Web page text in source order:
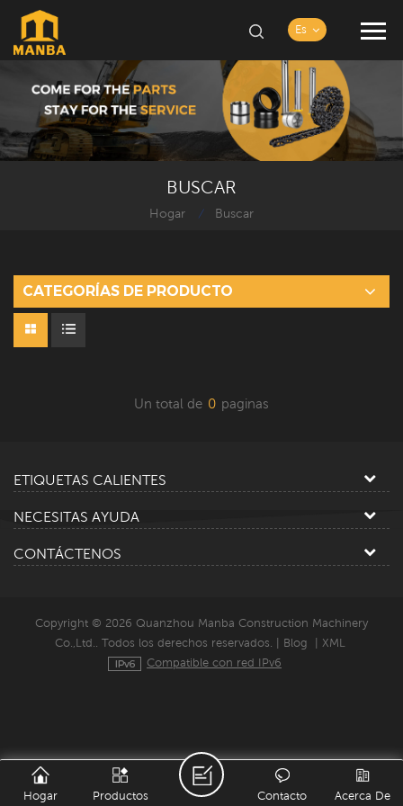
Es
BUSCAR
Hogar / Buscar
CATEGORÍAS DE PRODUCTO
Un total de 0 paginas
ETIQUETAS CALIENTES
NECESITAS AYUDA
CONTÁCTENOS
Copyright © 2026 Quanzhou Manba Construction Machinery
Co.,Ltd.. Todos los derechos reservados. |
Blog
XML
Compatible con red IPv6
Hogar Productos Acerca De
Contacto